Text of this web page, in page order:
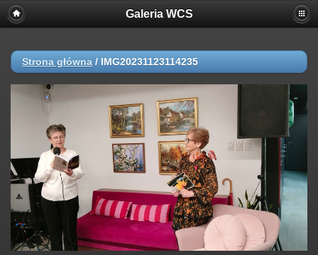
Galeria WCS
Strona główna / IMG20231123114235